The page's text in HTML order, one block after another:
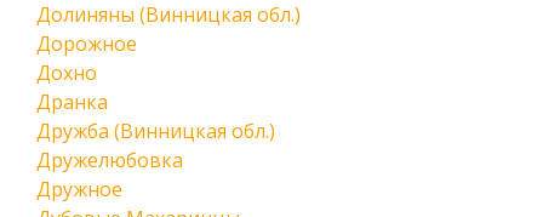
Долиняны (Винницкая обл.)
Дорожное
Дохно
Дранка
Дружба (Винницкая обл.)
Дружелюбовка
Дружное